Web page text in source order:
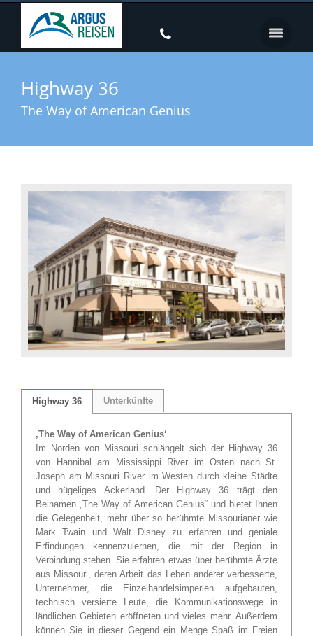
Highway 36
The Way of American Genius
Highway 36 Unterkünfte
‚The Way of American Genius‘
Im Norden von Missouri schlängelt sich der Highway 36
von Hannibal am Mississippi River im Osten nach St.
Joseph am Missouri River im Westen durch kleine Städte
und hügeliges Ackerland. Der Highway 36 trägt den
Beinamen „The Way of American Genius“ und bietet Ihnen
die Gelegenheit, mehr über so berühmte Missourianer wie
Mark Twain und Walt Disney zu erfahren und geniale
Erfindungen kennenzulernen, die mit der Region in
Verbindung stehen. Sie erfahren etwas über berühmte Ärzte
aus Missouri, deren Arbeit das Leben anderer verbesserte,
Unternehmer, die Einzelhandelsimperien aufgebauten,
technisch versierte Leute, die Kommunikationswege in
ländlichen Gebieten eröffneten und vieles mehr. Außerdem
können Sie in dieser Gegend ein Menge Spaß im Freien